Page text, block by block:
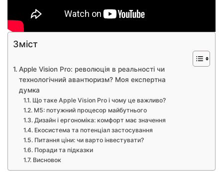
Зміст
Apple Vision Pro: революція в реальності чи
технологічний авантюризм? Моя експертна
думка
Що таке Apple Vision Pro і чому це важливо?
M5: потужний процесор майбутнього
Дизайн і ергономіка: комфорт має значення
Екосистема та потенціал застосування
Питання ціни: чи варто інвестувати?
Поради та підказки
Висновок